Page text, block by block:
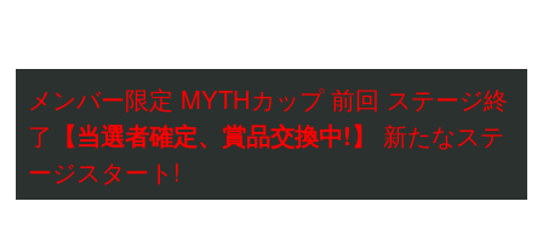
メンバー限定 MYTHカップ 前回 ステージ終
了 【当選者確定、賞品交換中!】
新たなステ
ージスタート!